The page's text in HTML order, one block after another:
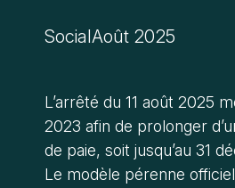
SocialAoût 2025
L’arrêté du 11 août 2025
2023 afin de prolonger
de paie, soit jusqu’au 31
Le modèle pérenne